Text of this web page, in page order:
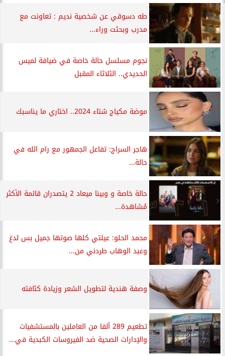
طه دسوقي عن شخصية نديم : تعاونت مع
مدرب وبحثت وراء...
نجوم مسلسل حالة خاصة في ضيافة لميس
الحديدي.. الثلاثاء المقبل
موضة مكياج شتاء 2024.. اختاري ما يناسبك
هاجر السراج: تفاعل الجمهور مع رام الله في
حالة...
حالة خاصة و وبينا ميعاد 2 يتصدران قائمة الأكثر
مُشاهدة...
محمد الحلو: عيلتي كلها صوتها جميل بس لدغ
وعبد الوهاب طردني من...
وصفة هندية لتطويل الشعر وزيادة كثافته
تطعيم 289 ألفا من العاملين بالمستشفيات
والإدارات الصحية ضد الفيروسات الكبدية في...